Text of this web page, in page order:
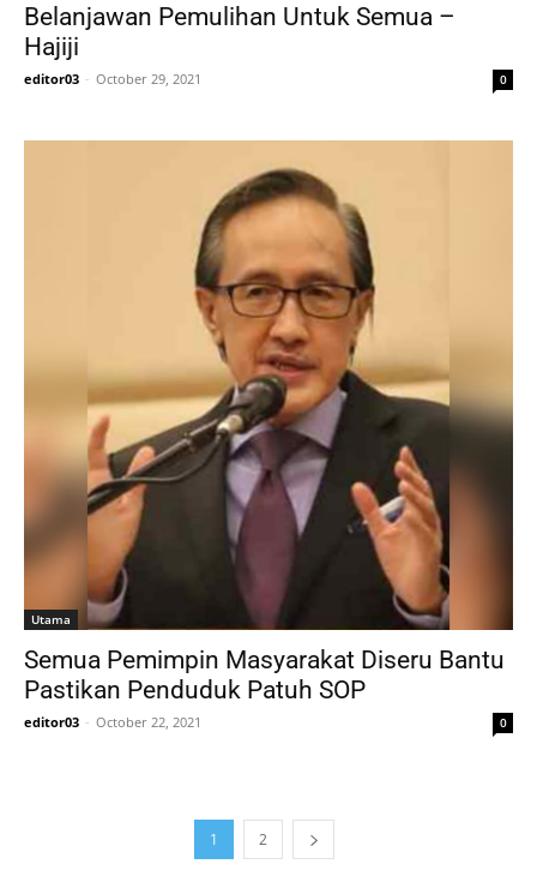
Belanjawan Pemulihan Untuk Semua –
Hajiji
editor03 - October 29, 2021 0
Utama
Semua Pemimpin Masyarakat Diseru Bantu
Pastikan Penduduk Patuh SOP
editor03 - October 22, 2021 0
1 2